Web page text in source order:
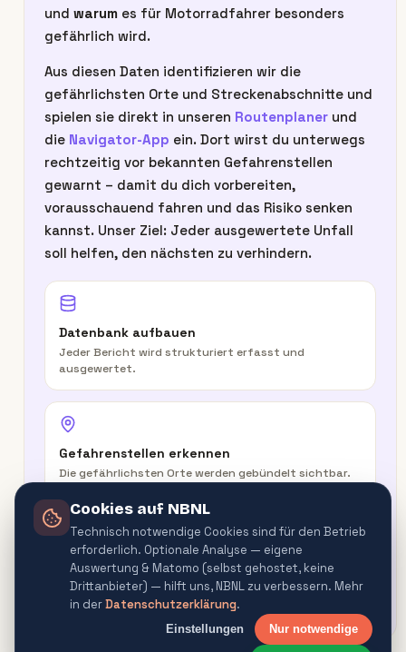
und warum es für Motorradfahrer besonders
gefährlich wird.
Aus diesen Daten identifizieren wir die
gefährlichsten Orte und Streckenabschnitte und
spielen sie direkt in unseren Routenplaner und
die Navigator-App ein. Dort wirst du unterwegs
rechtzeitig vor bekannten Gefahrenstellen
gewarnt – damit du dich vorbereiten,
vorausschauend fahren und das Risiko senken
kannst. Unser Ziel: Jeder ausgewertete Unfall
soll helfen, den nächsten zu verhindern.
Datenbank aufbauen
Jeder Bericht wird strukturiert erfasst und
ausgewertet.
Gefahrenstellen erkennen
Die gefährlichsten Orte werden gebündelt sichtbar.
In der Route warnen
Routenplaner & Navigator warnen vor
Gefahrenquellen.
Cookies auf NBNL
Technisch notwendige Cookies sind für den Betrieb
erforderlich. Optionale Analyse — eigene
Auswertung & Matomo (selbst gehostet, keine
Drittanbieter) — hilft uns, NBNL zu verbessern. Mehr
in derDatenschutzerklärung.
Einstellungen Nur notwendige